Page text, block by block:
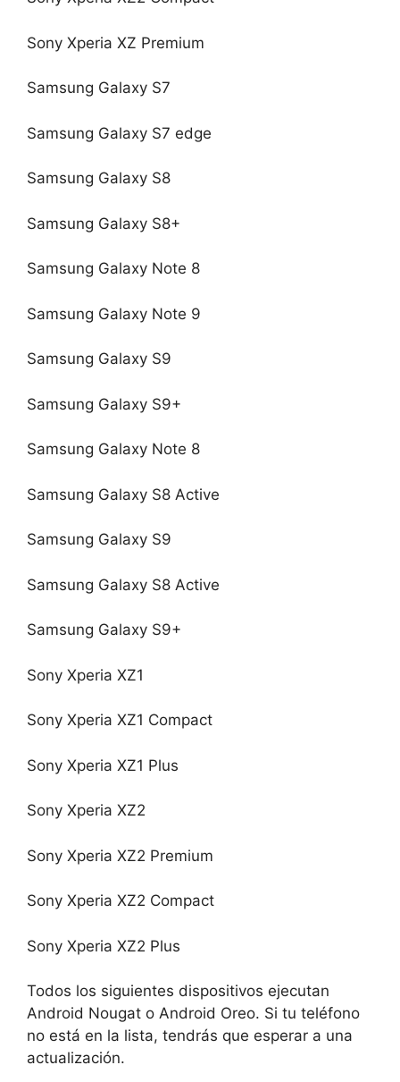
Sony Xperia XZ Premium
Samsung Galaxy S7
Samsung Galaxy S7 edge
Samsung Galaxy S8
Samsung Galaxy S8+
Samsung Galaxy Note 8
Samsung Galaxy Note 9
Samsung Galaxy S9
Samsung Galaxy S9+
Samsung Galaxy Note 8
Samsung Galaxy S8 Active
Samsung Galaxy S9
Samsung Galaxy S8 Active
Samsung Galaxy S9+
Sony Xperia XZ1
Sony Xperia XZ1 Compact
Sony Xperia XZ1 Plus
Sony Xperia XZ2
Sony Xperia XZ2 Premium
Sony Xperia XZ2 Compact
Sony Xperia XZ2 Plus
Todos los siguientes dispositivos ejecutan
Android Nougat o Android Oreo. Si tu teléfono
no está en la lista, tendrás que esperar a una
actualización.